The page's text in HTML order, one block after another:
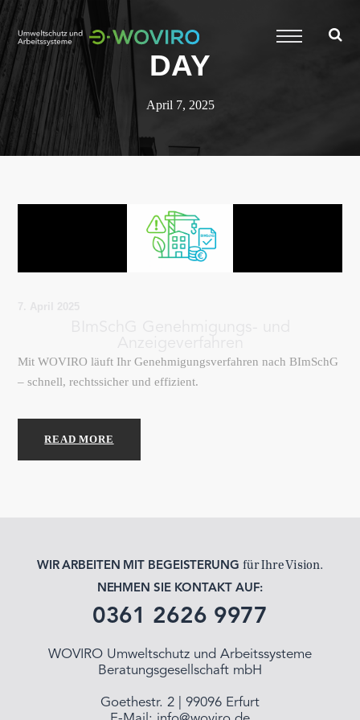
DAY
April 7, 2025
Mit WOVIRO läuft Ihr Genehmigungsverfahren nach BImSchG
– schnell, rechtssicher und effizient.
READ MORE
WIR ARBEITEN MIT BEGEISTERUNG für Ihre Vision.
NEHMEN SIE KONTAKT AUF:
0361 2626 9977
WOVIRO Umweltschutz und Arbeitssysteme
Beratungsgesellschaft mbH
Goethestr. 2 | 99096 Erfurt